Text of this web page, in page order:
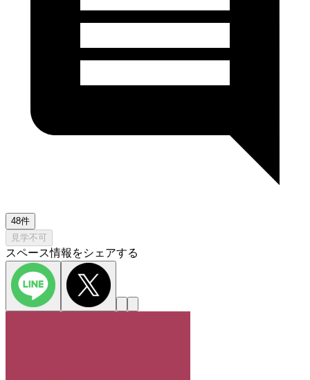
48件
見学不可
スペース情報をシェアする